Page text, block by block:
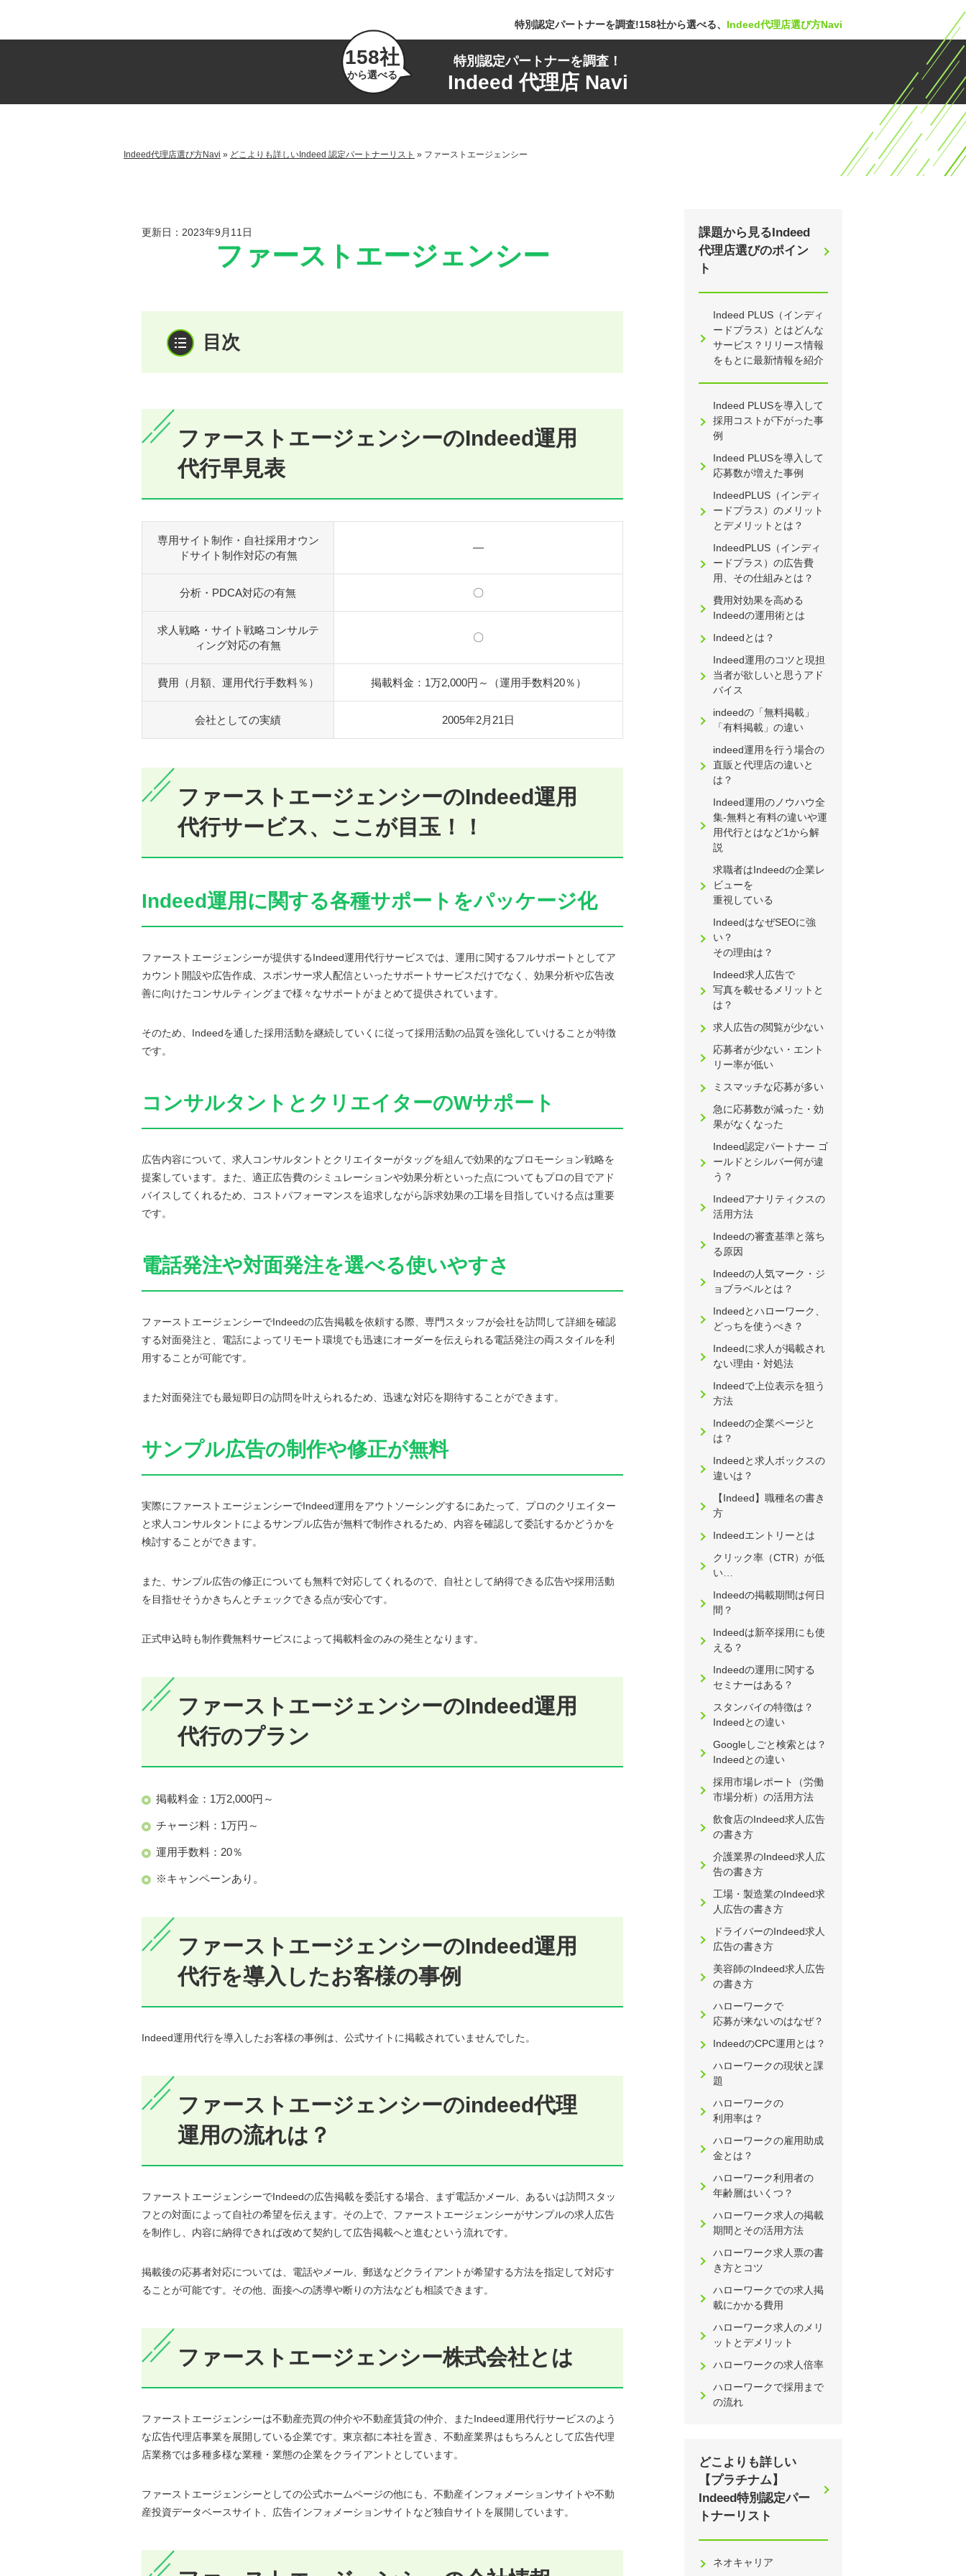
特別認定パートナーを調査!158社から選べる、 Indeed代理店選び方Navi
158社
から選べる
特別認定パートナーを調査！
Indeed 代理店 Navi
Indeed代理店選び方Navi » どこよりも詳しいIndeed 認定パートナーリスト » ファーストエージェンシー
更新日：2023年9月11日
ファーストエージェンシー
ファーストエージェンシーのIndeed運用
代行早見表
専用サイト制作・自社採用オウン
ドサイト制作対応の有無
―
分析・PDCA対応の有無 〇
求人戦略・サイト戦略コンサルテ
ィング対応の有無
〇
費用（月額、運用代行手数料％） 掲載料金：1万2,000円～（運用手数料20％）
会社としての実績 2005年2月21日
ファーストエージェンシーのIndeed運用
代行サービス、ここが目玉！！
Indeed運用に関する各種サポートをパッケージ化
ファーストエージェンシーが提供するIndeed運用代行サービスでは、運用に関するフルサポートとしてア
カウント開設や広告作成、スポンサー求人配信といったサポートサービスだけでなく、効果分析や広告改
善に向けたコンサルティングまで様々なサポートがまとめて提供されています。
そのため、Indeedを通した採用活動を継続していくに従って採用活動の品質を強化していけることが特徴
です。
コンサルタントとクリエイターのWサポート
広告内容について、求人コンサルタントとクリエイターがタッグを組んで効果的なプロモーション戦略を
提案しています。また、適正広告費のシミュレーションや効果分析といった点についてもプロの目でアド
バイスしてくれるため、コストパフォーマンスを追求しながら訴求効果の工場を目指していける点は重要
です。
電話発注や対面発注を選べる使いやすさ
ファーストエージェンシーでIndeedの広告掲載を依頼する際、専門スタッフが会社を訪問して詳細を確認
する対面発注と、電話によってリモート環境でも迅速にオーダーを伝えられる電話発注の両スタイルを利
用することが可能です。
また対面発注でも最短即日の訪問を叶えられるため、迅速な対応を期待することができます。
サンプル広告の制作や修正が無料
実際にファーストエージェンシーでIndeed運用をアウトソーシングするにあたって、プロのクリエイター
と求人コンサルタントによるサンプル広告が無料で制作されるため、内容を確認して委託するかどうかを
検討することができます。
また、サンプル広告の修正についても無料で対応してくれるので、自社として納得できる広告や採用活動
を目指せそうかきちんとチェックできる点が安心です。
正式申込時も制作費無料サービスによって掲載料金のみの発生となります。
ファーストエージェンシーのIndeed運用
代行のプラン
掲載料金：1万2,000円～
チャージ料：1万円～
運用手数料：20％
※キャンペーンあり。
ファーストエージェンシーのIndeed運用
代行を導入したお客様の事例
Indeed運用代行を導入したお客様の事例は、公式サイトに掲載されていませんでした。
ファーストエージェンシーのindeed代理
運用の流れは？
ファーストエージェンシーでIndeedの広告掲載を委託する場合、まず電話かメール、あるいは訪問スタッ
フとの対面によって自社の希望を伝えます。その上で、ファーストエージェンシーがサンプルの求人広告
を制作し、内容に納得できれば改めて契約して広告掲載へと進むという流れです。
掲載後の応募者対応については、電話やメール、郵送などクライアントが希望する方法を指定して対応す
ることが可能です。その他、面接への誘導や断りの方法なども相談できます。
ファーストエージェンシー株式会社とは
ファーストエージェンシーは不動産売買の仲介や不動産賃貸の仲介、またIndeed運用代行サービスのよう
な広告代理店事業を展開している企業です。東京都に本社を置き、不動産業界はもちろんとして広告代理
店業務では多種多様な業種・業態の企業をクライアントとしています。
ファーストエージェンシーとしての公式ホームページの他にも、不動産インフォメーションサイトや不動
産投資データベースサイト、広告インフォメーションサイトなど独自サイトを展開しています。
課題から見るIndeed
代理店選びのポイン
ト
Indeed PLUS（インディ
ードプラス）とはどんな
サービス？リリース情報
をもとに最新情報を紹介
Indeed PLUSを導入して
採用コストが下がった事
例
Indeed PLUSを導入して
応募数が増えた事例
IndeedPLUS（インディ
ードプラス）のメリット
とデメリットとは？
IndeedPLUS（インディ
ードプラス）の広告費
用、その仕組みとは？
費用対効果を高める
Indeedの運用術とは
Indeedとは？
Indeed運用のコツと現担
当者が欲しいと思うアド
バイス
indeedの「無料掲載」
「有料掲載」の違い
indeed運用を行う場合の
直販と代理店の違いと
は？
Indeed運用のノウハウ全
集-無料と有料の違いや運
用代行とはなど1から解
説
求職者はIndeedの企業レ
ビューを
重視している
IndeedはなぜSEOに強
い？
その理由は？
Indeed求人広告で
写真を載せるメリットと
は？
求人広告の閲覧が少ない
応募者が少ない・エント
リー率が低い
ミスマッチな応募が多い
急に応募数が減った・効
果がなくなった
Indeed認定パートナー ゴ
ールドとシルバー何が違
う？
Indeedアナリティクスの
活用方法
Indeedの審査基準と落ち
る原因
Indeedの人気マーク・ジ
ョブラベルとは？
Indeedとハローワーク、
どっちを使うべき？
Indeedに求人が掲載され
ない理由・対処法
Indeedで上位表示を狙う
方法
Indeedの企業ページと
は？
Indeedと求人ボックスの
違いは？
【Indeed】職種名の書き
方
Indeedエントリーとは
クリック率（CTR）が低
い…
Indeedの掲載期間は何日
間？
Indeedは新卒採用にも使
える？
Indeedの運用に関する
セミナーはある？
スタンバイの特徴は？
Indeedとの違い
Googleしごと検索とは？
Indeedとの違い
採用市場レポート（労働
市場分析）の活用方法
飲食店のIndeed求人広告
の書き方
介護業界のIndeed求人広
告の書き方
工場・製造業のIndeed求
人広告の書き方
ドライバーのIndeed求人
広告の書き方
美容師のIndeed求人広告
の書き方
ハローワークで
応募が来ないのはなぜ？
IndeedのCPC運用とは？
ハローワークの現状と課
題
ハローワークの
利用率は？
ハローワークの雇用助成
金とは？
ハローワーク利用者の
年齢層はいくつ？
ハローワーク求人の掲載
期間とその活用方法
ハローワーク求人票の書
き方とコツ
ハローワークでの求人掲
載にかかる費用
ハローワーク求人のメリ
ットとデメリット
ハローワークの求人倍率
ハローワークで採用まで
の流れ
どこよりも詳しい
【プラチナム】
Indeed特別認定パー
トナーリスト
ネオキャリア